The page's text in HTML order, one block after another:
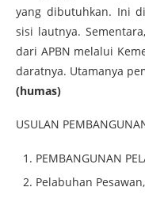
yang dibutuhkan. Ini
sisi lautnya.
dari APBN melalui
daratnya. Utamanya
(humas)
USULAN
PEMBANGUNAN
Pelabuhan